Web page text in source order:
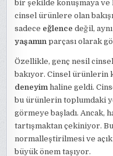
bir şekilde konuşmaya ve
cinsel ürünlere olan
sadece eğlence değil,
yaşamın parçası olarak
Özellikle, genç nesil
bakıyor. Cinsel ürünlerin
deneyimhaline geldi.
bu ürünlerin toplumdaki
görmeye başladı. Ancak,
tartışmaktan çekiniyor.
normalleştirilmesi ve açık
büyük önem taşıyor.